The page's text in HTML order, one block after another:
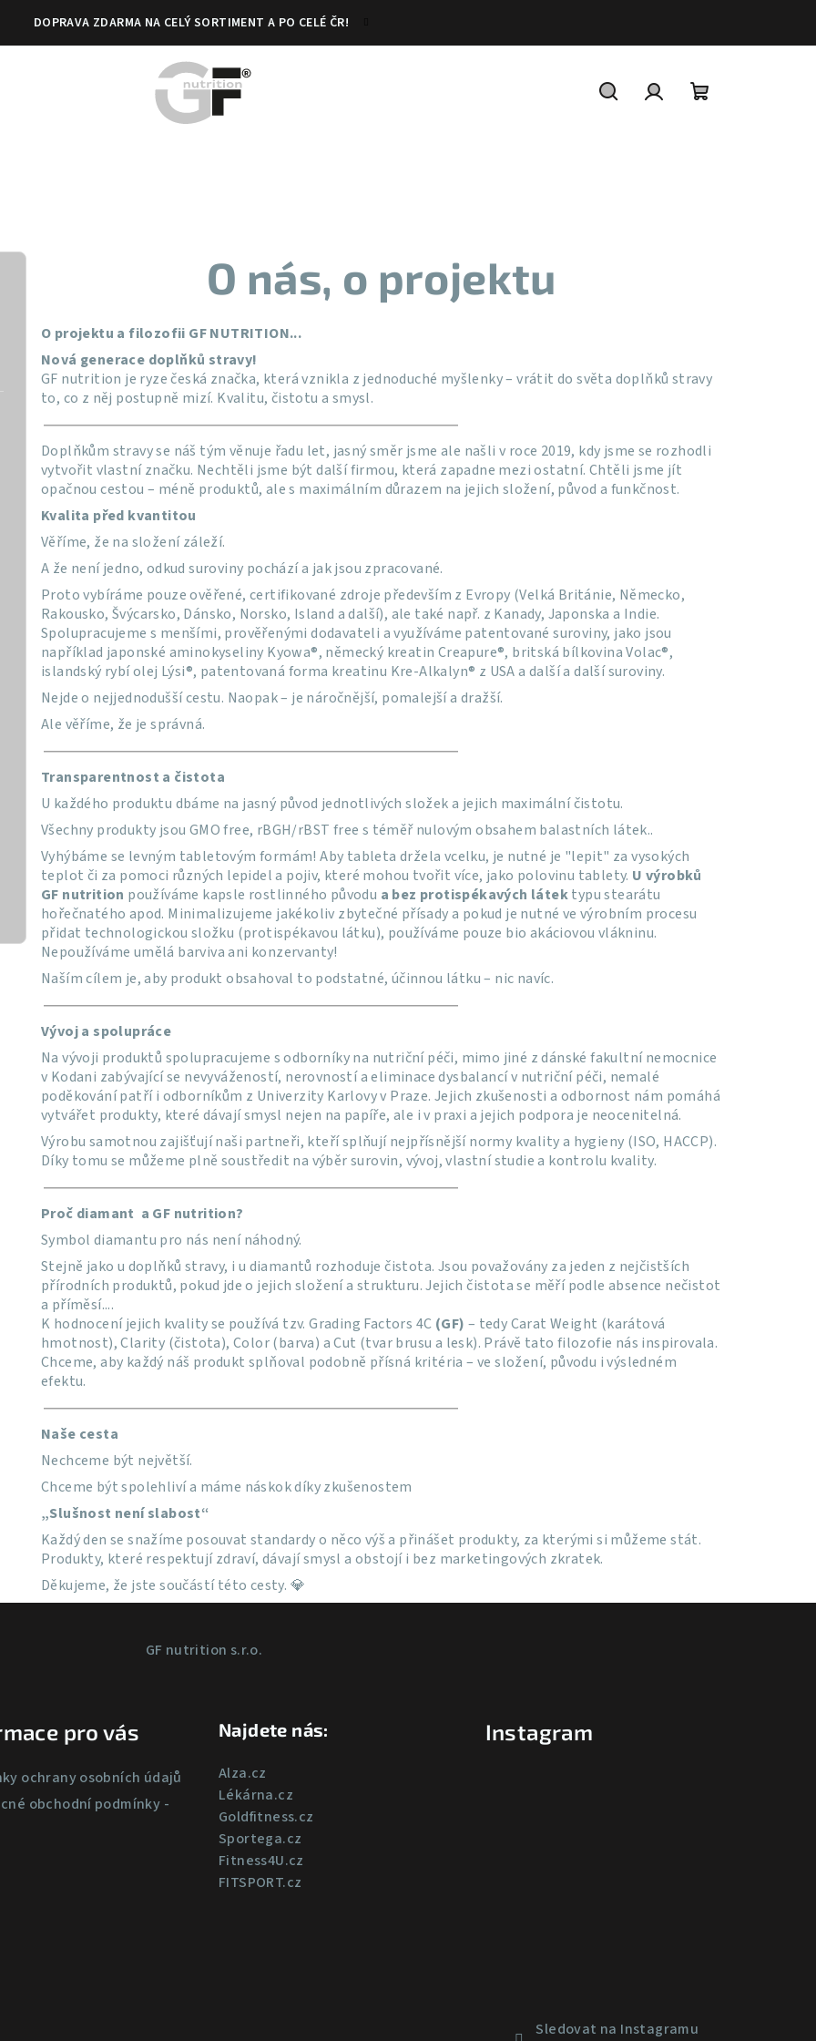
DOPRAVA ZDARMA NA CELÝ SORTIMENT A PO CELÉ ČR!
O nás, o projektu
O projektu a filozofii GF NUTRITION...
Nová generace doplňků stravy!
GF nutrition je ryze česká značka, která vznikla z jednoduché myšlenky – vrátit do světa doplňků stravy
to, co z něj postupně mizí. Kvalitu, čistotu a smysl.
Doplňkům stravy se náš tým věnuje řadu let, jasný směr jsme ale našli v roce 2019, kdy jsme se rozhodli
vytvořit vlastní značku. Nechtěli jsme být další firmou, která zapadne mezi ostatní. Chtěli jsme jít
opačnou cestou – méně produktů, ale s maximálním důrazem na jejich složení, původ a funkčnost.
Kvalita před kvantitou
Věříme, že na složení záleží.
A že není jedno, odkud suroviny pochází a jak jsou zpracované.
Proto vybíráme pouze ověřené, certifikované zdroje především z Evropy (Velká Británie, Německo,
Rakousko, Švýcarsko, Dánsko, Norsko, Island a další), ale také např. z Kanady, Japonska a Indie.
Spolupracujeme s menšími, prověřenými dodavateli a využíváme patentované suroviny, jako jsou
například japonské aminokyseliny Kyowa®, německý kreatin Creapure®, britská bílkovina Volac®,
islandský rybí olej Lýsi®, patentovaná forma kreatinu Kre-Alkalyn® z USA a další a další suroviny.
Nejde o nejjednodušší cestu. Naopak – je náročnější, pomalejší a dražší.
Ale věříme, že je správná.
Transparentnost a čistota
U každého produktu dbáme na jasný původ jednotlivých složek a jejich maximální čistotu.
Všechny produkty jsou GMO free, rBGH/rBST free s téměř nulovým obsahem balastních látek..
Vyhýbáme se levným tabletovým formám! Aby tableta držela vcelku, je nutné je "lepit" za vysokých
teplot či za pomoci různých lepidel a pojiv, které mohou tvořit více, jako polovinu tablety. U výrobků
GF nutrition používáme kapsle rostlinného původu a bez protispékavých látektypu stearátu
hořečnatého apod. Minimalizujeme jakékoliv zbytečné přísady a pokud je nutné ve výrobním procesu
přidat technologickou složku (protispékavou látku), používáme pouze bio akáciovou vlákninu.
Nepoužíváme umělá barviva ani konzervanty!
Naším cílem je, aby produkt obsahoval to podstatné, účinnou látku – nic navíc.
Vývoj a spolupráce
Na vývoji produktů spolupracujeme s odborníky na nutriční péči, mimo jiné z dánské fakultní nemocnice
v Kodani zabývající se nevyvážeností, nerovností a eliminace dysbalancí v nutriční péči, nemalé
poděkování patří i odborníkům z Univerzity Karlovy v Praze. Jejich zkušenosti a odbornost nám pomáhá
vytvářet produkty, které dávají smysl nejen na papíře, ale i v praxi a jejich podpora je neocenitelná.
Výrobu samotnou zajišťují naši partneři, kteří splňují nejpřísnější normy kvality a hygieny (ISO, HACCP).
Díky tomu se můžeme plně soustředit na výběr surovin, vývoj, vlastní studie a kontrolu kvality.
Proč diamant a GF nutrition?
Symbol diamantu pro nás není náhodný.
Stejně jako u doplňků stravy, i u diamantů rozhoduje čistota. Jsou považovány za jeden z nejčistších
přírodních produktů, pokud jde o jejich složení a strukturu. Jejich čistota se měří podle absence nečistot
a příměsí....
K hodnocení jejich kvality se používá tzv. Grading Factors 4C (GF) – tedyCarat Weight (karátová
hmotnost), Clarity (čistota), Color (barva) a Cut (tvar brusu a lesk). Právě tato filozofie nás inspirovala.
Chceme, aby každý náš produkt splňoval podobně přísná kritéria – ve složení, původu i výsledném
efektu.
Naše cesta
Nechceme být největší.
Chceme být spolehliví a máme náskok díky zkušenostem
„Slušnost není slabost“
Každý den se snažíme posouvat standardy o něco výš a přinášet produkty, za kterými si můžeme stát.
Produkty, které respektují zdraví, dávají smysl a obstojí i bez marketingových zkratek.
Děkujeme, že jste součástí této cesty. 💎
GF nutrition s.r.o.
pro vás
ochrany osobních údajů
obchodní podmínky -
Najdete nás:
Alza.cz
Lékárna.cz
Goldfitness.cz
Sportega.cz
Fitness4U.cz
FITSPORT.cz
Instagram
Sledovat na Instagramu